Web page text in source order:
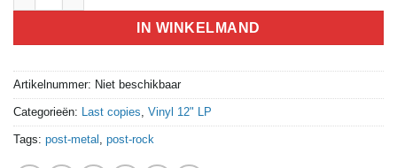
IN WINKELMAND
Artikelnummer: Niet beschikbaar
Categorieën: Last copies, Vinyl 12" LP
Tags: post-metal , post-rock